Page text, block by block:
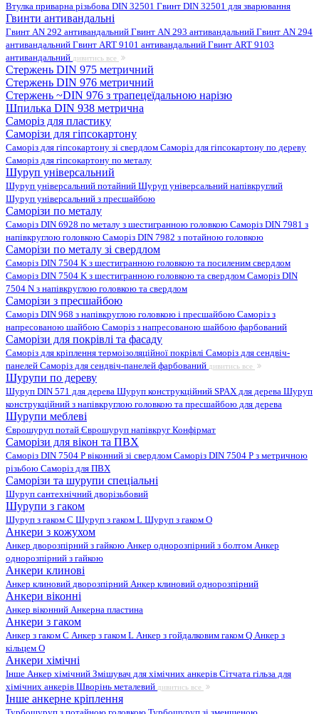
Втулка приварна різьбова DIN 32501 Гвинт DIN 32501 для зварювання
Гвинти антивандальні
Гвинт AN 292 антивандальний Гвинт AN 293 антивандальний Гвинт AN 294
антивандальний Гвинт ART 9101 антивандальний Гвинт ART 9103
антивандальний дивитись все
Стержень DIN 975 метричний
Стержень DIN 976 метричний
Стержень ~DIN 976 з трапецеїдальною нарізю
Шпилька DIN 938 метрична
Саморіз для пластику
Саморізи для гіпсокартону
Саморіз для гіпсокартону зі свердлом Саморіз для гіпсокартону по дереву
Саморіз для гіпсокартону по металу
Шуруп універсальний
Шуруп універсальний потайний Шуруп універсальний напівкруглий
Шуруп універсальний з пресшайбою
Саморізи по металу
Саморіз DIN 6928 по металу з шестигранною головкою Саморіз DIN 7981 з
напівкруглою головкою Саморіз DIN 7982 з потайною головкою
Саморізи по металу зі свердлом
Саморіз DIN 7504 K з шестигранною головкою та посиленим свердлом
Саморіз DIN 7504 K з шестигранною головкою та свердлом Саморіз DIN
7504 N з напівкруглою головкою та свердлом
Саморізи з пресшайбою
Саморіз DIN 968 з напівкруглою головкою і пресшайбою Саморіз з
напресованою шайбою Саморіз з напресованою шайбою фарбований
Саморізи для покрівлі та фасаду
Саморіз для кріплення термоізоляційної покрівлі Саморіз для сендвіч-
панелей Саморіз для сендвіч-панелей фарбований дивитись все
Шурупи по дереву
Шуруп DIN 571 для дерева Шуруп конструкційний SPAX для дерева Шуруп
конструкційний з напівкруглою головкою та пресшайбою для дерева
Шурупи меблеві
Єврошуруп потай Єврошуруп напівкруг Конфірмат
Саморізи для вікон та ПВХ
Саморіз DIN 7504 P віконний зі свердлом Саморіз DIN 7504 P з метричною
різьбою Саморіз для ПВХ
Саморізи та шурупи спеціальні
Шуруп сантехнічний дворізьбовий
Шурупи з гаком
Шуруп з гаком C Шуруп з гаком L Шуруп з гаком O
Анкери з кожухом
Анкер дворозпірний з гайкою Анкер однорозпірний з болтом Анкер
однорозпірний з гайкою
Анкери клинові
Анкер клиновий дворозпірний Анкер клиновий однорозпірний
Анкери віконні
Анкер віконний Анкерна пластина
Анкери з гаком
Анкер з гаком C Анкер з гаком L Анкер з гойдалковим гаком Q Анкер з
кільцем O
Анкери хімічні
Інше Анкер хімічний Змішувач для хімічних анкерів Сітчата гільза для
хімічних анкерів Шворінь металевий дивитись все
Інше анкерне кріплення